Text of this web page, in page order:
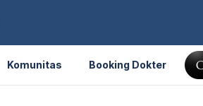
Komunitas Booking Dokter